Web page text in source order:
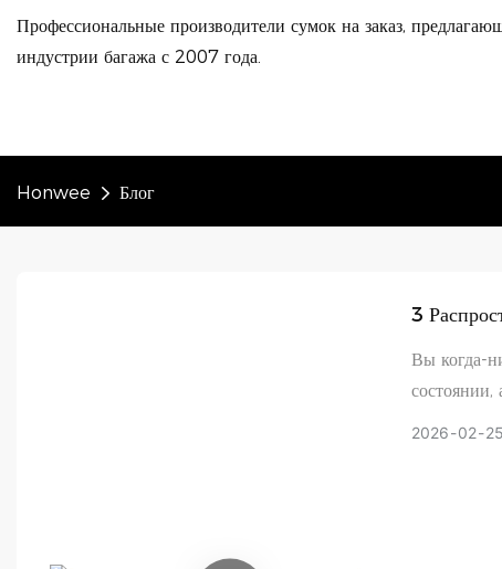
Профессиональные производители сумок на заказ,
индустрии багажа с 2007 года.
Honwee Блог
3
Вы когда-
между
2026 02 25